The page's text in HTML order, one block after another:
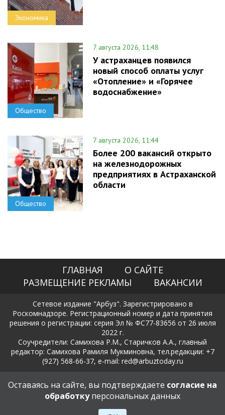
Экономика
Общество
7 августа 2026, 11:48
У астраханцев появился
новый способ оплаты услуг
«Отопление» и «Горячее
водоснабжение»
Общество
7 августа 2026, 11:44
Более 200 вакансий открыто
на железнодорожных
предприятиях в Астраханской
области
ГЛАВНАЯ
О САЙТЕ
РАЗМЕЩЕНИЕ РЕКЛАМЫ
ВАКАНСИИ
Сетевое издание "Арбуз". Зарегистрировано в
Роскомнадзоре. Регистрационный номер и дата принятия
решения о регистрации: серия Эл № ФС77-83656 от 26 июля
2022 г.
Соучредители: Самихова Р.М., Старичков А.А., главный
редактор: Самихова Рамиля Мукминовна, тел.редакции: +7
(927) 568-66-37, e-mail: red@arbuztoday.ru
Политика в отношении обработки и защиты персональных
данных
18+
Оставаясь на сайте, вы подтверждаете согласие на
обработкуперсональных данных